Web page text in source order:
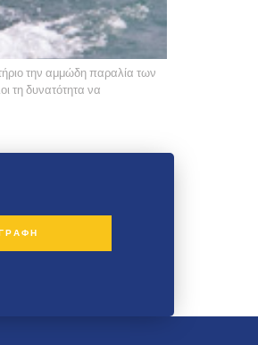
την αμμώδη παραλία των
τη δυνατότητα να